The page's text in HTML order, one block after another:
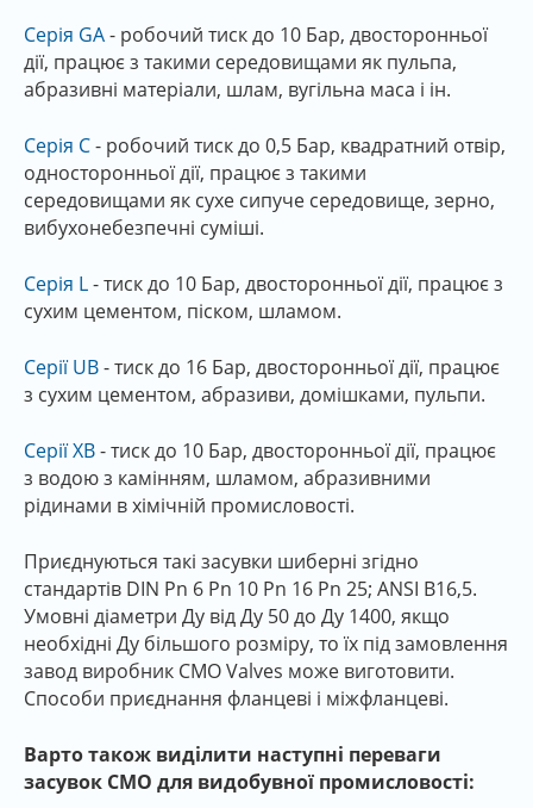
Серія GA- робочий тиск до 10 Бар, двосторонньої
дії, працює з такими середовищами як пульпа,
абразивні матеріали, шлам, вугільна маса і ін.
Серія C- робочий тиск до 0,5 Бар, квадратний отвір,
односторонньої дії, працює з такими
середовищами як сухе сипуче середовище, зерно,
вибухонебезпечні суміші.
Серія L- тиск до 10 Бар, двосторонньої дії, працює з
сухим цементом, піском, шламом.
Серії UB- тиск до 16 Бар, двосторонньої дії, працює
з сухим цементом, абразиви, домішками, пульпи.
Серії XB- тиск до 10 Бар, двосторонньої дії, працює
з водою з камінням, шламом, абразивними
рідинами в хімічній промисловості.
Приєднуються такі засувки шиберні згідно
стандартів DIN Pn 6 Pn 10 Pn 16 Pn 25; ANSI B16,5.
Умовні діаметри Ду від Ду 50 до Ду 1400, якщо
необхідні Ду більшого розміру, то їх під замовлення
завод виробник CMO Valves може виготовити.
Способи приєднання фланцеві і міжфланцеві.
Варто також виділити наступні переваги
засувок СМО для видобувної промисловості: